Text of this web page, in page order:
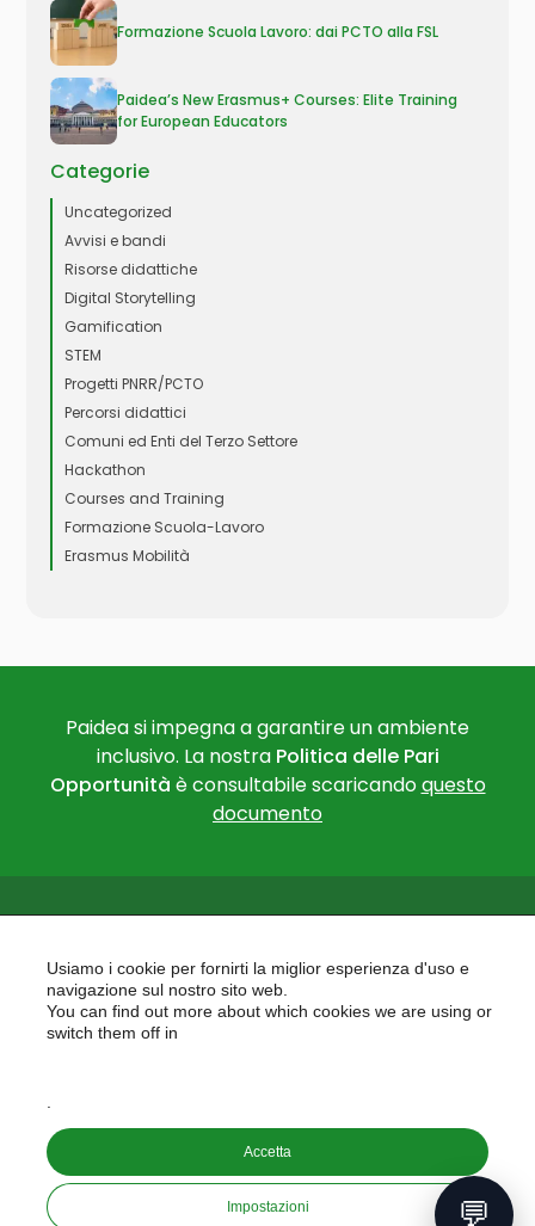
Formazione Scuola Lavoro: dai PCTO alla FSL
Paidea’s New Erasmus+ Courses: Elite Training
for European Educators
Categorie
Uncategorized
Avvisi e bandi
Risorse didattiche
Digital Storytelling
Gamification
STEM
Progetti PNRR/PCTO
Percorsi didattici
Comuni ed Enti del Terzo Settore
Hackathon
Courses and Training
Formazione Scuola-Lavoro
Erasmus Mobilità
Paidea si impegna a garantire un ambiente
inclusivo. La nostra Politica delle Pari
Opportunità è consultabile scaricandoquesto
documento
PAIDEA
PAIDEA S.A.S. - Capitale sociale 10.000€ i.v.
Riproduzione Vietata
💬
Usiamo i cookie per fornirti la miglior esperienza d'uso e
navigazione sul nostro sito web.
You can find out more about which cookies we are using or
switch them off in
Accetta
Impostazioni